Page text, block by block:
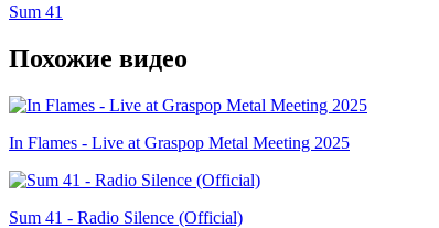
Sum 41
Похожие видео
In Flames - Live at Graspop Metal Meeting 2025
Sum 41 - Radio Silence (Official)